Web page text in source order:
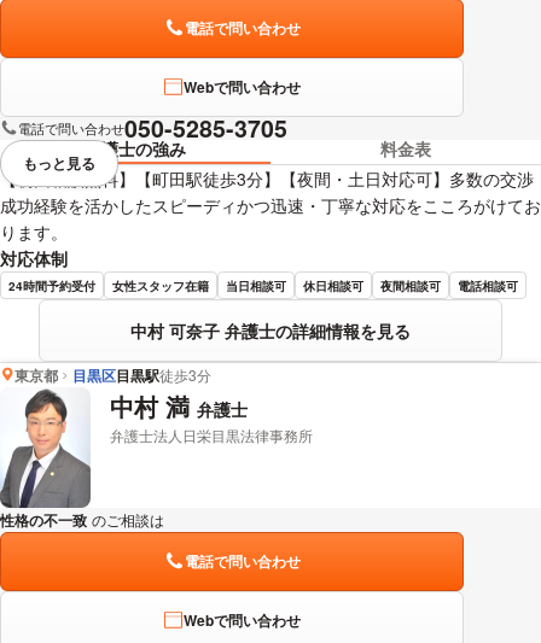
電話で問い合わせ
Webで問い合わせ
電話で問い合わせ050-5285-3705
弁護士の強み
料金表
【初回相談無料】【町田駅徒歩3分】【夜間・土日対応可】多数の交渉
成功経験を活かしたスピーディかつ迅速・丁寧な対応をこころがけてお
ります。
対応体制
24時間予約受付 女性スタッフ在籍 当日相談可 休日相談可 夜間相談可 電話相談可
中村 可奈子 弁護士の詳細情報を見る
視覚的に省略されている要素を
もっと見る
東京都 目黒区目黒駅徒歩3分
中村 満 弁護士
弁護士法人日栄目黒法律事務所
性格の不一致 のご相談は
電話で問い合わせ
Webで問い合わせ